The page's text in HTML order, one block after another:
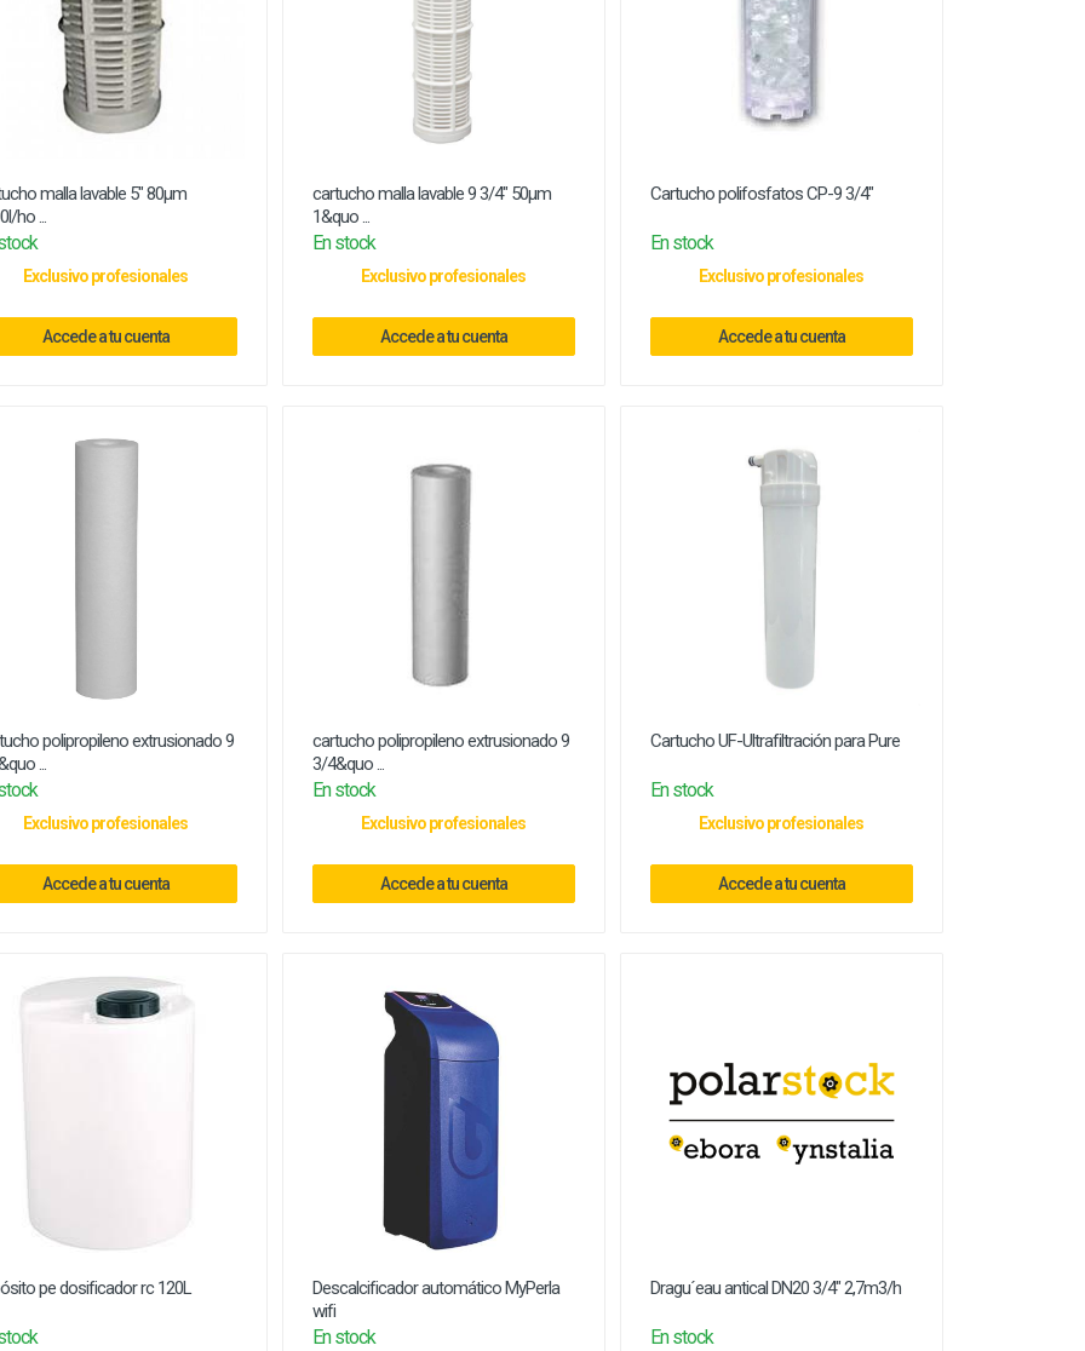
malla lavable 5" 80µm
ho ...
Exclusivo profesionales
Accede a tu cuenta
cartucho malla lavable 9 3/4" 50µm
1&quo ...
En stock
Exclusivo profesionales
Accede a tu cuenta
Cartucho polifosfatos CP-9 3/4"
En stock
Exclusivo profesionales
Accede a tu cuenta
polipropileno extrusionado 9
...
Exclusivo profesionales
Accede a tu cuenta
cartucho polipropileno extrusionado 9
3/4&quo ...
En stock
Exclusivo profesionales
Accede a tu cuenta
Cartucho UF-Ultrafiltración para Pure
En stock
Exclusivo profesionales
Accede a tu cuenta
pe dosificador rc 120L
Descalcificador automático MyPerla
wifi
En stock
Dragu´eau antical DN20 3/4" 2,7m3/h
En stock